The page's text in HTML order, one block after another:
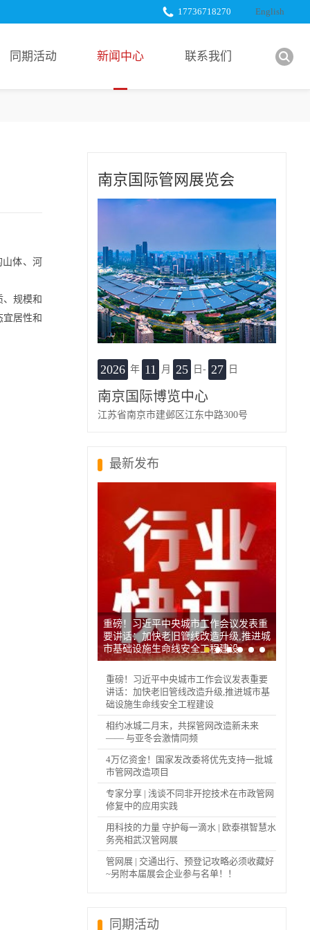
English
17736718270
同期活动 新闻中心 联系我们
山体、河
、规模和
宜居性和
南京国际管网展览会
2026 年 11 月 25 日- 27 日
南京国际博览中心
江苏省南京市建邺区江东中路300号
最新发布
重磅！习近平中央城市工作会议发表重
要讲话：加快老旧管线改造升级,推进城
市基础设施生命线安全工程建设
重磅！习近平中央城市工作会议发表重要
讲话：加快老旧管线改造升级,推进城市基
础设施生命线安全工程建设
相约冰城二月末，共探管网改造新未来
—— 与亚冬会激情同频
4万亿资金！国家发改委将优先支持一批城
市管网改造项目
专家分享 | 浅谈不同非开挖技术在市政管网
修复中的应用实践
用科技的力量 守护每一滴水 | 欧泰祺智慧水
务亮相武汉管网展
管网展 | 交通出行、预登记攻略必须收藏好
~另附本届展会企业参与名单！！
同期活动